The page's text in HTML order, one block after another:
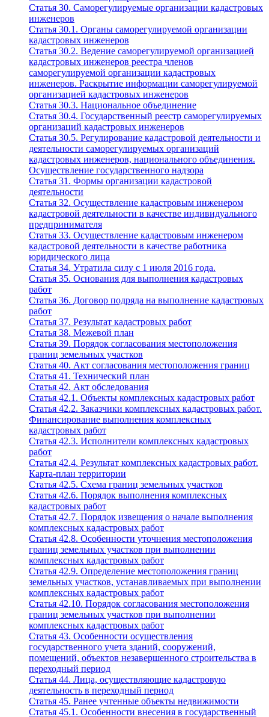
Статья 30. Саморегулируемые организации кадастровых
инженеров
Статья 30.1. Органы саморегулируемой организации
кадастровых инженеров
Статья 30.2. Ведение саморегулируемой организацией
кадастровых инженеров реестра членов
саморегулируемой организации кадастровых
инженеров. Раскрытие информации саморегулируемой
организацией кадастровых инженеров
Статья 30.3. Национальное объединение
Статья 30.4. Государственный реестр саморегулируемых
организаций кадастровых инженеров
Статья 30.5. Регулирование кадастровой деятельности и
деятельности саморегулируемых организаций
кадастровых инженеров, национального объединения.
Осуществление государственного надзора
Статья 31. Формы организации кадастровой
деятельности
Статья 32. Осуществление кадастровым инженером
кадастровой деятельности в качестве индивидуального
предпринимателя
Статья 33. Осуществление кадастровым инженером
кадастровой деятельности в качестве работника
юридического лица
Статья 34. Утратила силу с 1 июля 2016 года.
Статья 35. Основания для выполнения кадастровых
работ
Статья 36. Договор подряда на выполнение кадастровых
работ
Статья 37. Результат кадастровых работ
Статья 38. Межевой план
Статья 39. Порядок согласования местоположения
границ земельных участков
Статья 40. Акт согласования местоположения границ
Статья 41. Технический план
Статья 42. Акт обследования
Статья 42.1. Объекты комплексных кадастровых работ
Статья 42.2. Заказчики комплексных кадастровых работ.
Финансирование выполнения комплексных
кадастровых работ
Статья 42.3. Исполнители комплексных кадастровых
работ
Статья 42.4. Результат комплексных кадастровых работ.
Карта-план территории
Статья 42.5. Схема границ земельных участков
Статья 42.6. Порядок выполнения комплексных
кадастровых работ
Статья 42.7. Порядок извещения о начале выполнения
комплексных кадастровых работ
Статья 42.8. Особенности уточнения местоположения
границ земельных участков при выполнении
комплексных кадастровых работ
Статья 42.9. Определение местоположения границ
земельных участков, устанавливаемых при выполнении
комплексных кадастровых работ
Статья 42.10. Порядок согласования местоположения
границ земельных участков при выполнении
комплексных кадастровых работ
Статья 43. Особенности осуществления
государственного учета зданий, сооружений,
помещений, объектов незавершенного строительства в
переходный период
Статья 44. Лица, осуществляющие кадастровую
деятельность в переходный период
Статья 45. Ранее учтенные объекты недвижимости
Статья 45.1. Особенности внесения в государственный